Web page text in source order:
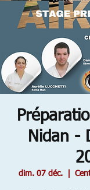
Nidan -
dim. 07 déc.
  |